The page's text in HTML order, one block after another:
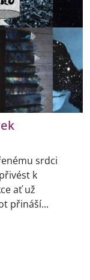
srdci
k
ať už
přináší...